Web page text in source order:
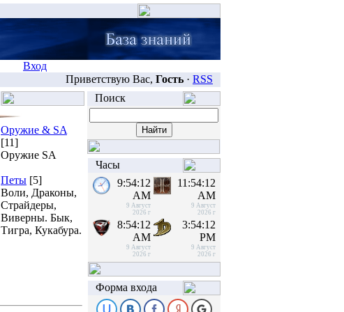
Вход
Приветствую Вас, Гость · RSS
Оружие & SA
[11]
Оружие SA
Петы [5]
Воли, Драконы,
Страйдеры,
Виверны. Бык,
Тигра, Кукабура.
Поиск
Часы
9:54:13
AM
9 Август
2026 г
11:54:13
AM
9 Август
2026 г
8:54:13
AM
9 Август
2026 г
3:54:13
PM
9 Август
2026 г
Форма входа